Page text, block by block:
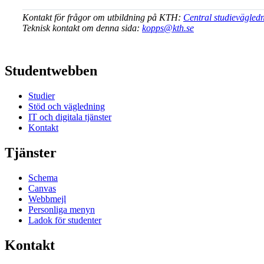
Kontakt för frågor om utbildning på KTH: Central
Teknisk kontakt om denna sida: kopps@kth.se
Studentwebben
Studier
Stöd och vägledning
IT och digitala tjänster
Kontakt
Tjänster
Schema
Canvas
Webbmejl
Personliga menyn
Ladok för studenter
Kontakt